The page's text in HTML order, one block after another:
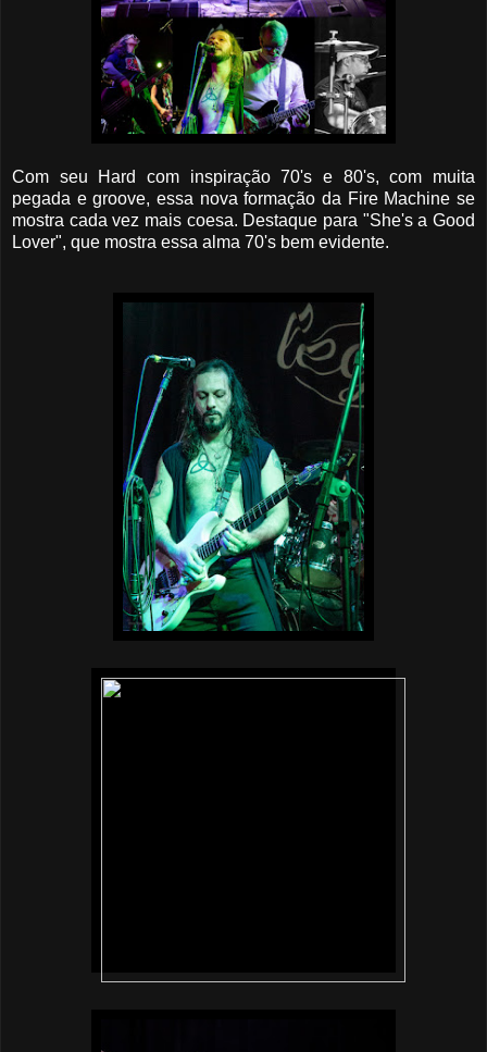
Com seu Hard com inspiração 70's e 80's, com muita
pegada e groove, essa nova formação da Fire Machine se
mostra cada vez mais coesa. Destaque para "She's a Good
Lover", que mostra essa alma 70's bem evidente.